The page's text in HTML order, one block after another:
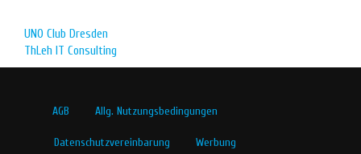
UNO Club Dresden
ThLeh IT Consulting
AGB Allg. Nutzungsbedingungen
Datenschutzvereinbarung Werbung